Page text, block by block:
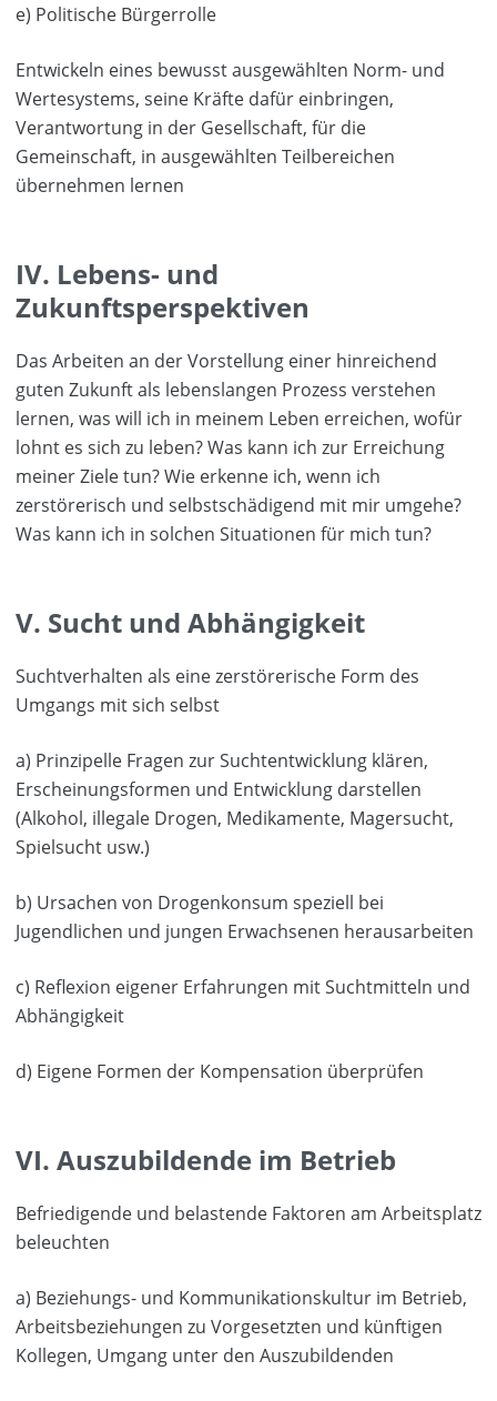
e) Politische Bürgerrolle
Entwickeln eines bewusst ausgewählten Norm- und
Wertesystems, seine Kräfte dafür einbringen,
Verantwortung in der Gesellschaft, für die
Gemeinschaft, in ausgewählten Teilbereichen
übernehmen lernen
IV. Lebens- und
Zukunftsperspektiven
Das Arbeiten an der Vorstellung einer hinreichend
guten Zukunft als lebenslangen Prozess verstehen
lernen, was will ich in meinem Leben erreichen, wofür
lohnt es sich zu leben? Was kann ich zur Erreichung
meiner Ziele tun? Wie erkenne ich, wenn ich
zerstörerisch und selbstschädigend mit mir umgehe?
Was kann ich in solchen Situationen für mich tun?
V. Sucht und Abhängigkeit
Suchtverhalten als eine zerstörerische Form des
Umgangs mit sich selbst
a) Prinzipelle Fragen zur Suchtentwicklung klären,
Erscheinungsformen und Entwicklung darstellen
(Alkohol, illegale Drogen, Medikamente, Magersucht,
Spielsucht usw.)
b) Ursachen von Drogenkonsum speziell bei
Jugendlichen und jungen Erwachsenen herausarbeiten
c) Reflexion eigener Erfahrungen mit Suchtmitteln und
Abhängigkeit
d) Eigene Formen der Kompensation überprüfen
VI. Auszubildende im Betrieb
Befriedigende und belastende Faktoren am Arbeitsplatz
beleuchten
a) Beziehungs- und Kommunikationskultur im Betrieb,
Arbeitsbeziehungen zu Vorgesetzten und künftigen
Kollegen, Umgang unter den Auszubildenden